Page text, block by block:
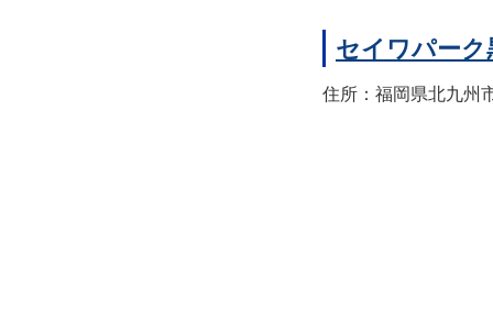
セイワパーク
住所：福岡県北九州